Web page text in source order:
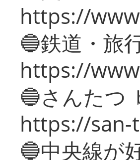
https://
🔵鉄道・旅
https://
🔵さんたつ
https://
🔵中央線が